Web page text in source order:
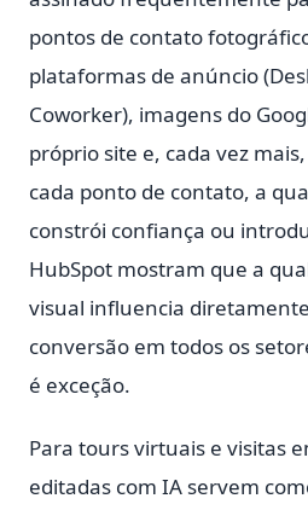
pontos de contato
plataformas de anúncio
Coworker), imagens do
próprio site e, cada vez
cada ponto de contato, a
constrói confiança ou
HubSpot mostram que a
visual influencia
conversão em todos os
é exceção.
Para tours virtuais e visitas
editadas com IA servem